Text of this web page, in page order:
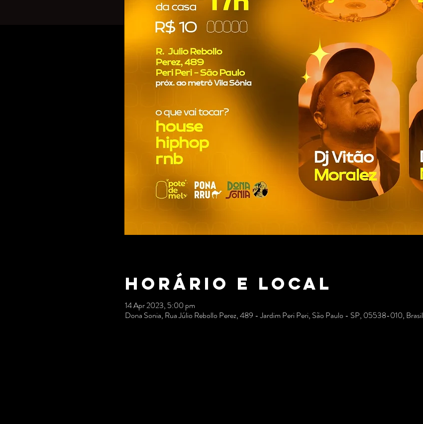
Horário e local
14 Apr 2023, 5:00 pm
Dona Sonia, Rua Júlio Rebollo Perez, 489 - Jardim Peri Peri, São Paulo - SP, 05538-010, Brasil